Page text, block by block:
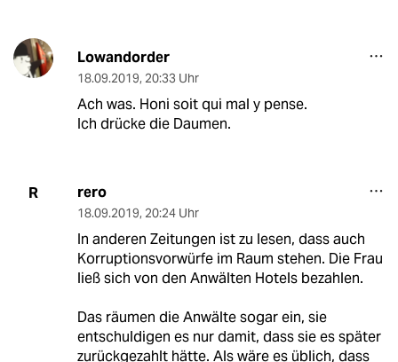
Lowandorder
18.09.2019, 20:33 Uhr
Ach was. Honi soit qui mal y pense.
Ich drücke die Daumen.
R rero
18.09.2019, 20:24 Uhr
In anderen Zeitungen ist zu lesen, dass auch
Korruptionsvorwürfe im Raum stehen. Die Frau
ließ sich von den Anwälten Hotels bezahlen.
Das räumen die Anwälte sogar ein, sie
entschuldigen es nur damit, dass sie es später
zurückgezahlt hätte. Als wäre es üblich, dass